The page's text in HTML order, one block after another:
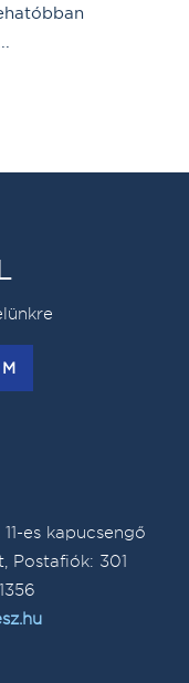
es kapucsengő
Postafiók: 301